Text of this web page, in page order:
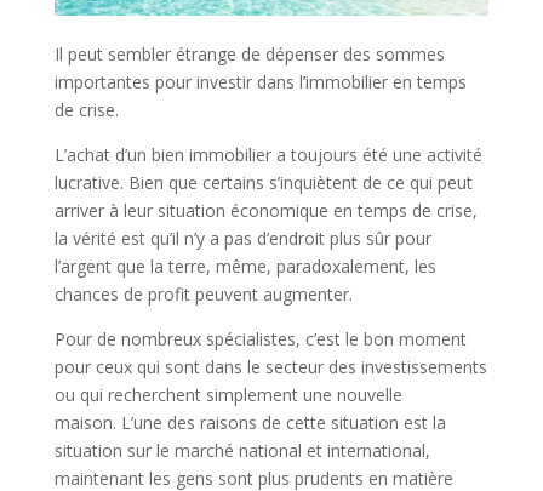
Il peut sembler étrange de dépenser des sommes
importantes pour investir dans l’immobilier en temps
de crise.
L’achat d’un bien immobilier a toujours été une activité
lucrative. Bien que certains s’inquiètent de ce qui peut
arriver à leur situation économique en temps de crise,
la vérité est qu’il n’y a pas d’endroit plus sûr pour
l’argent que la terre, même, paradoxalement, les
chances de profit peuvent augmenter.
Pour de nombreux spécialistes, c’est le bon moment
pour ceux qui sont dans le secteur des investissements
ou qui recherchent simplement une nouvelle
maison. L’une des raisons de cette situation est la
situation sur le marché national et international,
maintenant les gens sont plus prudents en matière